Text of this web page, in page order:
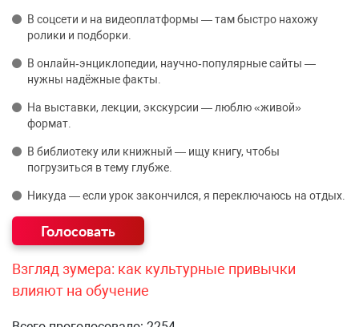
В соцсети и на видеоплатформы — там быстро нахожу
ролики и подборки.
В онлайн‑энциклопедии, научно‑популярные сайты —
нужны надёжные факты.
На выставки, лекции, экскурсии — люблю «живой»
формат.
В библиотеку или книжный — ищу книгу, чтобы
погрузиться в тему глубже.
Никуда — если урок закончился, я переключаюсь на отдых.
Взгляд зумера: как культурные привычки
влияют на обучение